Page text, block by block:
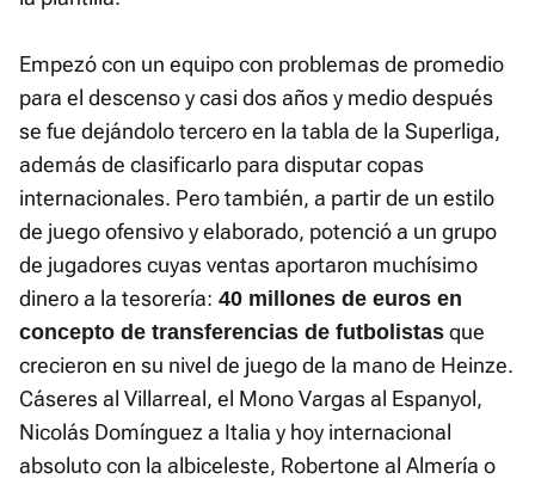
Empezó con un equipo con problemas de promedio
para el descenso y casi dos años y medio después
se fue dejándolo tercero en la tabla de la Superliga,
además de clasificarlo para disputar copas
internacionales. Pero también, a partir de un estilo
de juego ofensivo y elaborado, potenció a un grupo
de jugadores cuyas ventas aportaron muchísimo
dinero a la tesorería: 40 millones de euros en
concepto de transferencias de futbolistas que
crecieron en su nivel de juego de la mano de Heinze.
Cáseres al Villarreal, el Mono Vargas al Espanyol,
Nicolás Domínguez a Italia y hoy internacional
absoluto con la albiceleste, Robertone al Almería o